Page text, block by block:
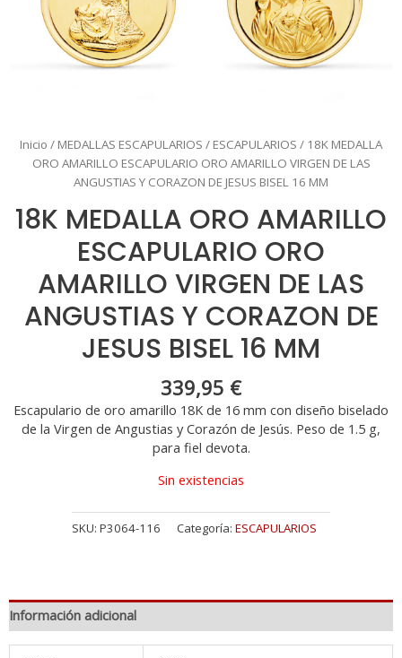
Inicio / MEDALLAS ESCAPULARIOS / ESCAPULARIOS / 18K MEDALLA
ORO AMARILLO ESCAPULARIO ORO AMARILLO VIRGEN DE LAS
ANGUSTIAS Y CORAZON DE JESUS BISEL 16 MM
18K MEDALLA ORO AMARILLO
ESCAPULARIO ORO
AMARILLO VIRGEN DE LAS
ANGUSTIAS Y CORAZON DE
JESUS BISEL 16 MM
339,95 €
Escapulario de oro amarillo 18K de 16 mm con diseño biselado
de la Virgen de Angustias y Corazón de Jesús. Peso de 1.5 g,
para fiel devota.
Sin existencias
SKU: P3064-116 Categoría: ESCAPULARIOS
Información adicional